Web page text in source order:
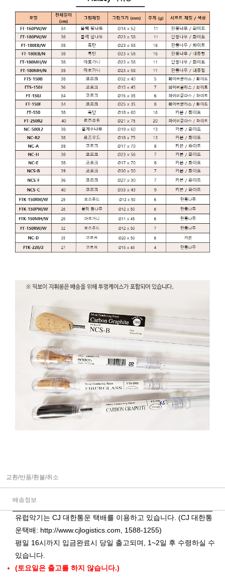
교환/반품/환불/취소
배송정보
유럽악기는 CJ 대한통운 택배를 이용하고 있습니다. (CJ 대한통
운택배: http://www.cjlogistics.com , 1588-1255)
평일 16시까지 입금완료시 당일 출고되며, 1~2일 후 수령하실 수
있습니다.
(토요일은 출고를 하지 않습니다.)